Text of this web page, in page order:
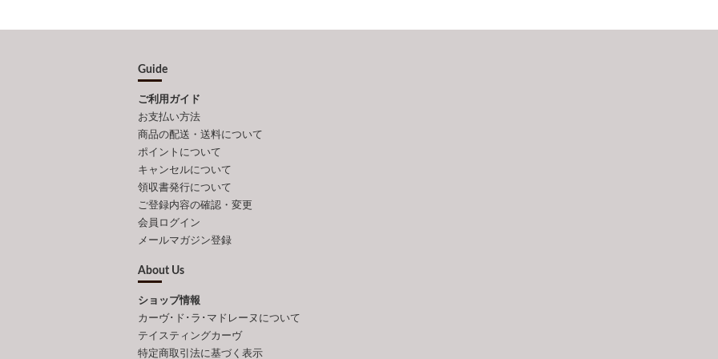
Guide
ご利用ガイド
お支払い方法
商品の配送・送料について
ポイントについて
キャンセルについて
領収書発行について
ご登録内容の確認・変更
会員ログイン
メールマガジン登録
About Us
ショップ情報
カーヴ･ド･ラ･マドレーヌについて
テイスティングカーヴ
特定商取引法に基づく表示